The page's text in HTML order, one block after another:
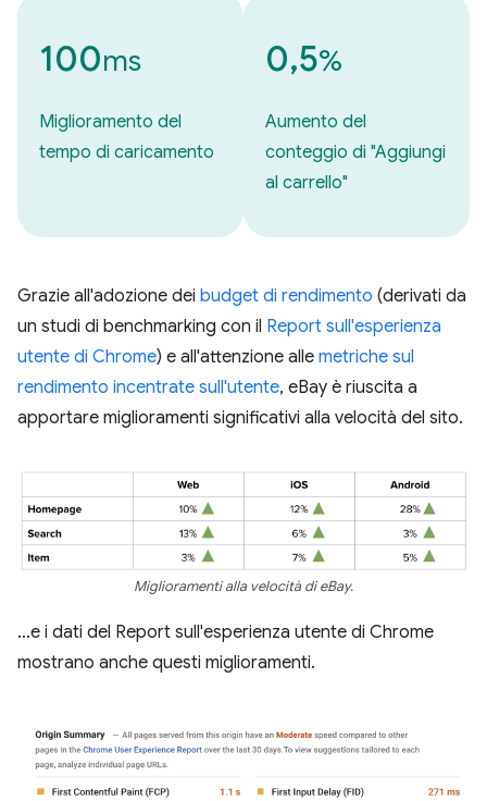
100ms
Miglioramento del
tempo di caricamento
0,5%
Aumento del
conteggio di "Aggiungi
al carrello"
Grazie all'adozione dei budget di rendimento (derivati da
un studi di benchmarking con il Report sull'esperienza
utente di Chrome) e all'attenzione alle metriche sul
rendimento incentrate sull'utente, eBay è riuscita a
apportare miglioramenti significativi alla velocità del sito.
Miglioramenti alla velocità di eBay.
…e i dati del Report sull'esperienza utente di Chrome
mostrano anche questi miglioramenti.